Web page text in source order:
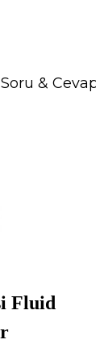
Soru & Cevap
Fluid